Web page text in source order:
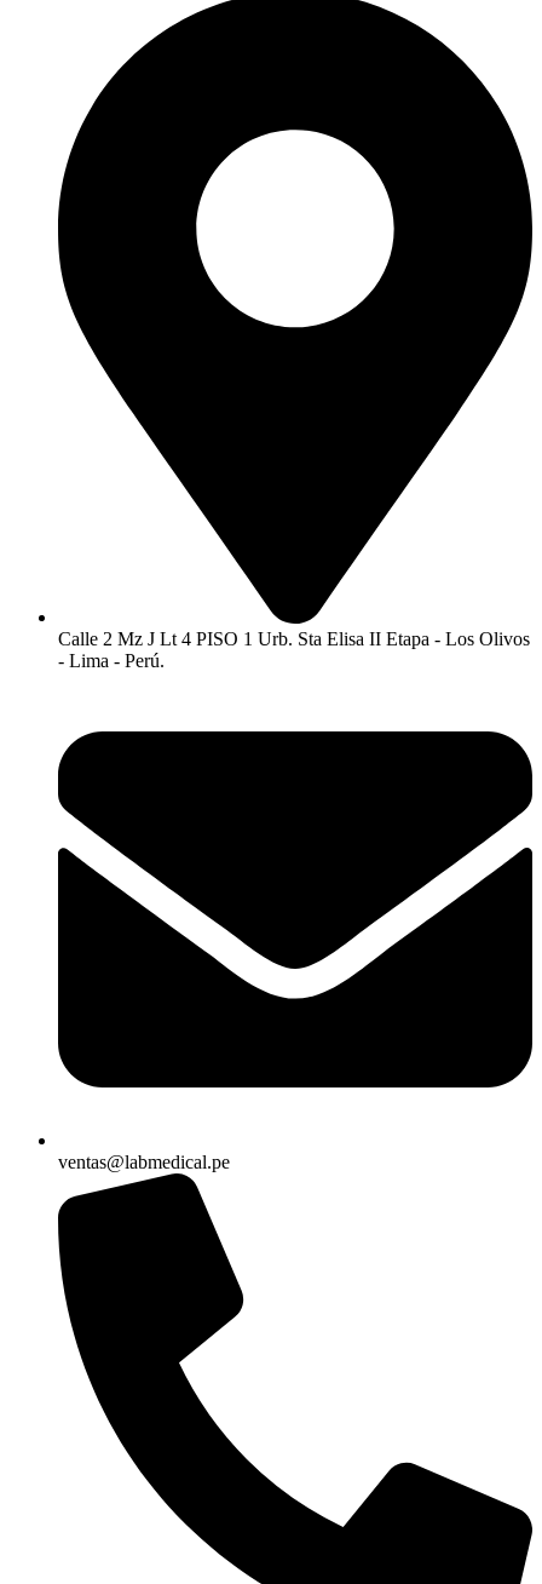
Calle 2 Mz J Lt 4 PISO 1 Urb. Sta Elisa II Etapa - Los Olivos
- Lima - Perú.
ventas@labmedical.pe